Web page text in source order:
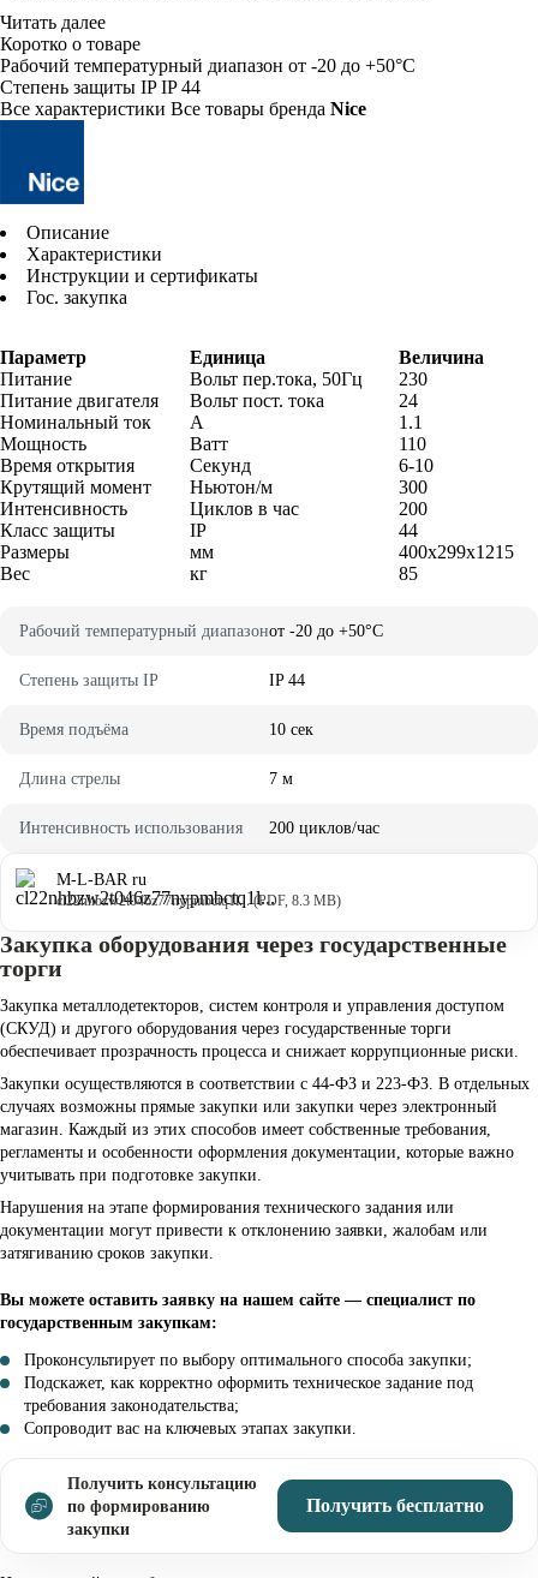
Читать далее
Коротко о товаре
Рабочий температурный диапазон от -20 до +50°C
Степень защиты IP IP 44
Все характеристики Все товары бренда Nice
Описание
Характеристики
Инструкции и сертификаты
Гос. закупка
Параметр Единица
Величина
Питание
Вольт пер.тока, 50Гц
230
Питание двигателя
Вольт пост. тока
24
Номинальный ток
А
1.1
Мощность
Ватт
110
Время открытия
Секунд
6-10
Крутящий момент
Ньютон/м
300
Интенсивность
Циклов в час
200
Класс защиты
IP
44
Размеры
мм
400x299x1215
Вес
кг 85
Рабочий температурный диапазонот -20 до +50°C
Степень защиты IP IP 44
Время подъёма 10 сек
Длина стрелы 7 м
Интенсивность использования 200 циклов/час
M-L-BAR ru
cl22nhbzw2t046z77nypmbctq1l... (PDF, 8.3 MB)
Закупка оборудования через государственные
торги
Закупка металлодетекторов, систем контроля и управления доступом
(СКУД) и другого оборудования через государственные торги
обеспечивает прозрачность процесса и снижает коррупционные риски.
Закупки осуществляются в соответствии с 44-ФЗ и 223-ФЗ. В отдельных
случаях возможны прямые закупки или закупки через электронный
магазин. Каждый из этих способов имеет собственные требования,
регламенты и особенности оформления документации, которые важно
учитывать при подготовке закупки.
Нарушения на этапе формирования технического задания или
документации могут привести к отклонению заявки, жалобам или
затягиванию сроков закупки.
Вы можете оставить заявку на нашем сайте — специалист по
государственным закупкам:
Проконсультирует по выбору оптимального способа закупки;
Подскажет, как корректно оформить техническое задание под
требования законодательства;
Сопроводит вас на ключевых этапах закупки.
Получить консультацию
по формированию
закупки
Получить бесплатно